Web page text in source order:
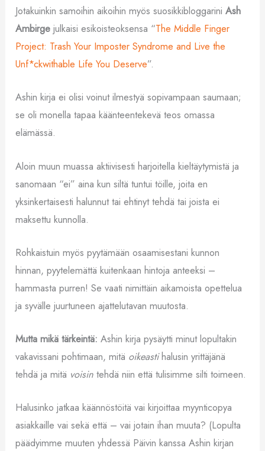
Jotakuinkin samoihin aikoihin myös suosikkibloggariniAsh
Ambirgejulkaisi esikoisteoksensa “The Middle Finger
Project: Trash Your Imposter Syndrome and Live the
Unf*ckwithable Life You Deserve”.
Ashin kirja ei olisi voinut ilmestyä sopivampaan saumaan;
se oli monella tapaa käänteentekevä teos omassa
elämässä.
Aloin muun muassa aktiivisesti harjoitella kieltäytymistä ja
sanomaan “ei” aina kun siltä tuntui töille, joita en
yksinkertaisesti halunnut tai ehtinyt tehdä tai joista ei
maksettu kunnolla.
Rohkaistuin myös pyytämään osaamisestani kunnon
hinnan, pyytelemättä kuitenkaan hintoja anteeksi –
hammasta purren! Se vaati nimittäin aikamoista opettelua
ja syvälle juurtuneen ajattelutavan muutosta.
Mutta mikä tärkeintä:Ashin kirja pysäytti minut lopultakin
vakavissani pohtimaan, mitä oikeastihalusin yrittäjänä
tehdä ja mitä voisintehdä niin että tulisimme silti toimeen.
Halusinko jatkaa käännöstöitä vai kirjoittaa myynticopya
asiakkaille vai sekä että – vai jotain ihan muuta? (Lopulta
päädyimme muuten yhdessä Päivin kanssa Ashin kirjan